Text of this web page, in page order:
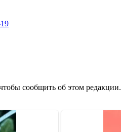
сообщить об этом редакции.